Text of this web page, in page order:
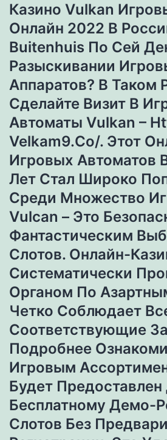
Казино Vulkan
Онлайн 2022 В
Buitenhuis По Сей
Разыскивании
Аппаратов? В Таком
Сделайте Визит В
Автоматы Vulkan –
Velkam9.Co/. Этот
Игровых Автоматов
Лет Стал Широко
Среди Множество
Vulcan – Это
Фантастическим
Слотов. Онлайн-
Систематически
Органом По
Четко Соблюдает
Соответствующие
Подробнее
Игровым
Будет
Бесплатному Демо-
Слотов Без